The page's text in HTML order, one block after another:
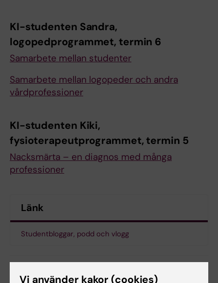
KI-studenten Sandra,
logopedprogrammet, termin 6
Samarbete mellan studenter
Samarbete mellan logopeder och andra
vårdprofessioner
KI-studenten Kiki,
fysioterapeutprogrammet, termin 5
Nacksmärta – en diagnos med många
professioner
Länk
Studentbloggar, podd och vlogg
Student
Vi använder kakor (cookies)